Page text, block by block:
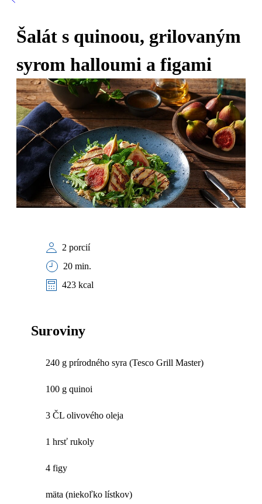
Šalát s quinoou, grilovaným
syrom halloumi a figami
2 porcií
20 min.
423 kcal
Suroviny
240 g prírodného syra (Tesco Grill Master)
100 g quinoi
3 ČL olivového oleja
1 hrsť rukoly
4 figy
mäta (niekoľko lístkov)